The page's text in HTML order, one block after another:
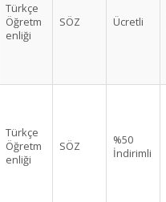
Türkçe
Öğretm
enliği
SÖZ Ücretli
Türkçe
Öğretm
enliği
SÖZ
%50
İndirimli